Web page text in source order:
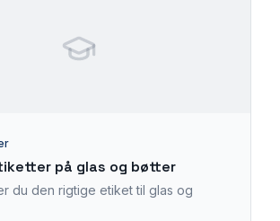
på glas og bøtter
du den rigtige etiket til glas og